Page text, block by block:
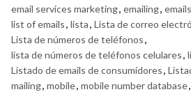
email services marketing, emailing,
list of emails, lista, Lista de correo
Lista de números de teléfonos,
lista de números de teléfonos celulares,
Listado de emails de consumidores,
mailing, mobile, mobile number database,